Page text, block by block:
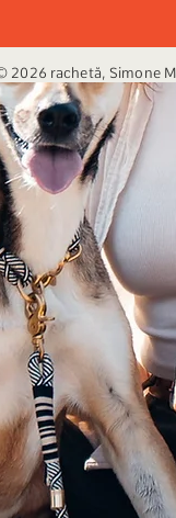
2026 rachetă, Simone